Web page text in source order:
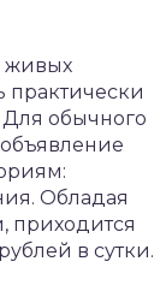
живых
практически
Для обычного
Обладая
приходится
в сутки.